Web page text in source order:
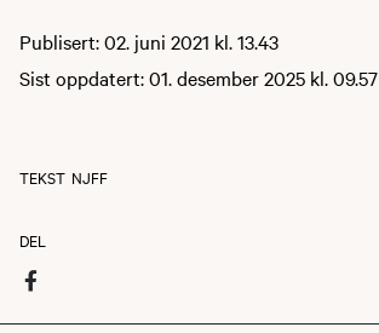
Publisert: 02. juni 2021 kl. 13.43
Sist oppdatert: 01. desember 2025 kl. 09.57
TEKST NJFF
DEL